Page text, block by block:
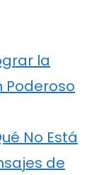
la
Poderoso
No Está
de